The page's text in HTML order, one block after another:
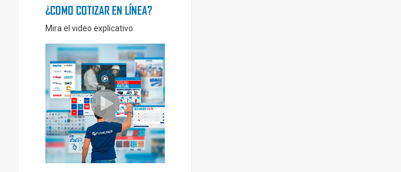
¿COMO COTIZAR EN LÍNEA?
Mira el video explicativo